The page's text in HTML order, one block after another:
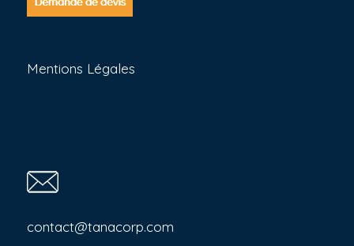
Mentions Légales
contact@tanacorp.com